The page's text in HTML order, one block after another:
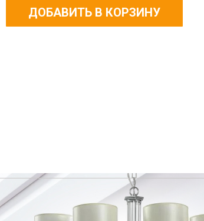
ДОБАВИТЬ В КОРЗИНУ